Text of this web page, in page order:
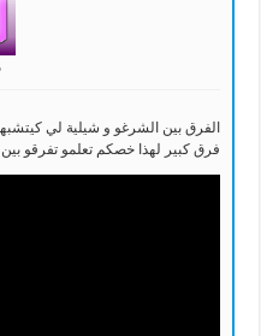
الفرق بين الشرغو و شيلية لي
فرق كبير لهذا خصكم تعلمو تفرقو